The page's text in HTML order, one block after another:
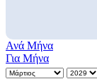
Ανά Μήνα
Για Μήνα